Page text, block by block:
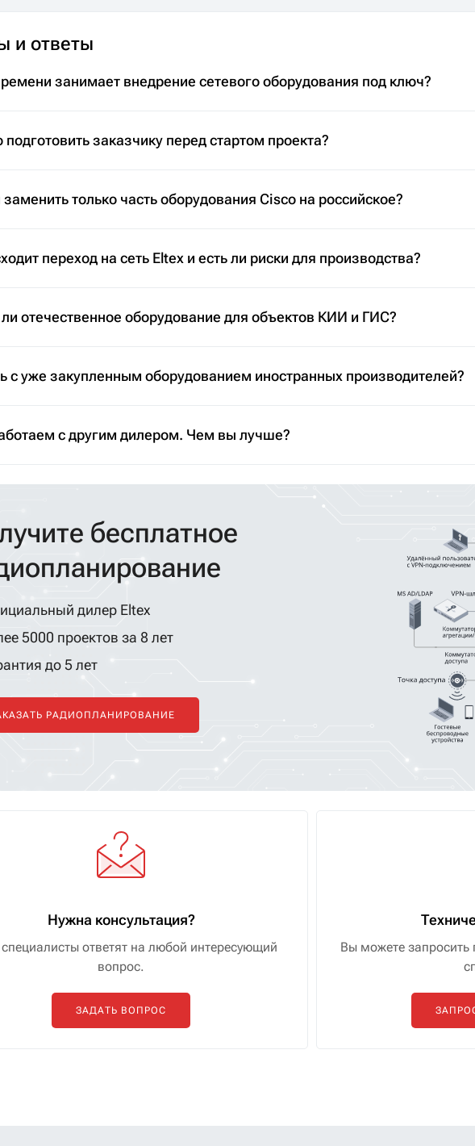
и ответы
занимает внедрение сетевого оборудования под ключ?
заказчику перед стартом проекта?
только часть оборудования Cisco на российское?
переход на сеть Eltex и есть ли риски для производства?
отечественное оборудование для объектов КИИ и ГИС?
с уже закупленным оборудованием иностранных производителей?
с другим дилером. Чем вы лучше?
бесплатное
дилер Eltex
5000 проектов за 8 лет
до 5 лет
РАДИОПЛАНИРОВАНИЕ
Нужна консультация?
ответят на любой интересующий
вопрос.
ЗАДАТЬ ВОПРОС
Вы можете запросить